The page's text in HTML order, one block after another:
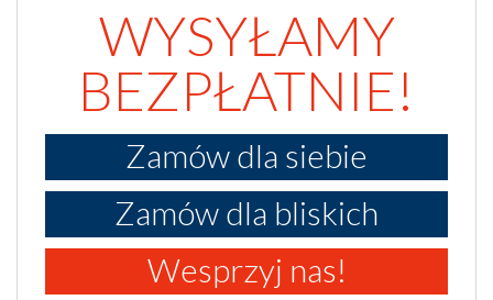
WYSYŁAMY
BEZPŁATNIE!
Zamów dla siebie
Zamów dla bliskich
Wesprzyj nas!